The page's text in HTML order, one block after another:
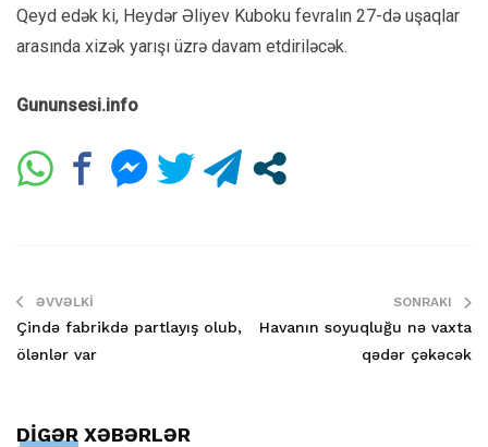
Qeyd edək ki, Heydər Əliyev Kuboku fevralın 27-də uşaqlar
arasında xizək yarışı üzrə davam etdiriləcək.
Gununsesi.info
ƏVVƏLKI
Çində fabrikdə partlayış olub,
ölənlər var
SONRAKI
Havanın soyuqluğu nə vaxta
qədər çəkəcək
DİGƏR XƏBƏRLƏR